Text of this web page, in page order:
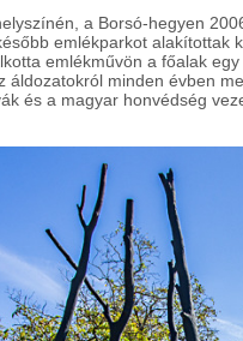
a Borsó-hegyen
emlékparkot alakítottak
emlékművön a főalak
áldozatokról minden évben
és a magyar honvédség